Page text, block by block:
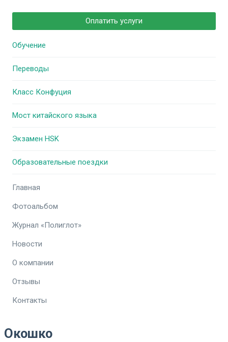
Оплатить услуги
Обучение
Переводы
Класс Конфуция
Мост китайского языка
Экзамен HSK
Образовательные поездки
Главная
Фотоальбом
Журнал «Полиглот»
Новости
О компании
Отзывы
Контакты
Окошко